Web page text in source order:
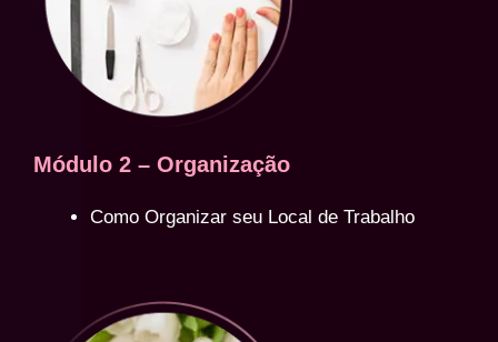
Módulo 2 – Organização
Como Organizar seu Local de Trabalho